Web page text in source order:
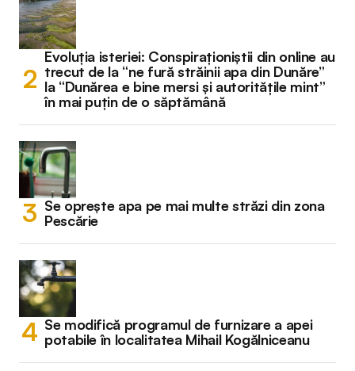
Evoluția isteriei: Conspiraționiștii din online au
trecut de la “ne fură străinii apa din Dunăre”
la “Dunărea e bine mersi și autoritățile mint”
în mai puțin de o săptămână
Se oprește apa pe mai multe străzi din zona
Pescărie
Se modifică programul de furnizare a apei
potabile în localitatea Mihail Kogălniceanu